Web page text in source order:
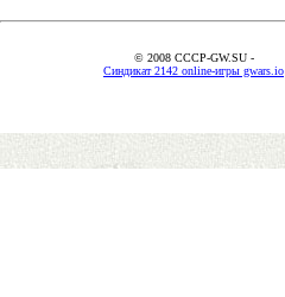
© 2008 CCCP-GW.SU -
Синдикат 2142 online-игры gwars.io